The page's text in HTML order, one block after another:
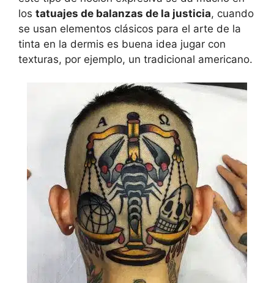
los tatuajes de balanzas de la justicia, cuando
se usan elementos clásicos para el arte de la
tinta en la dermis es buena idea jugar con
texturas, por ejemplo, un tradicional americano.